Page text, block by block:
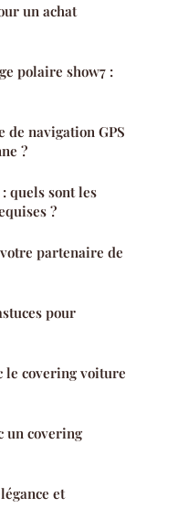
un achat
polaire show7 :
navigation GPS
?
quels sont les
?
partenaire de
pour
le covering voiture
un covering
et